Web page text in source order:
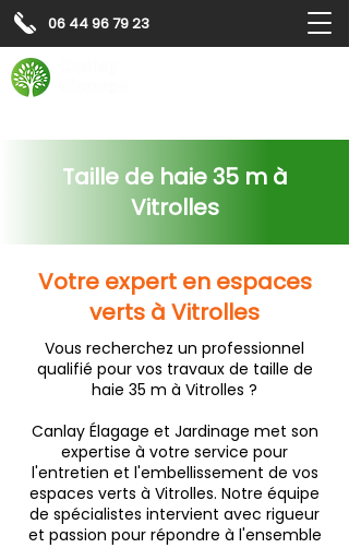
06 44 96 79 23
Taille de haie 35 m à
Vitrolles
Votre expert en espaces
verts à Vitrolles
Vous recherchez un professionnel
qualifié pour vos travaux de taille de
haie 35 m à Vitrolles ?
Canlay Élagage et Jardinage met son
expertise à votre service pour
l'entretien et l'embellissement de vos
espaces verts à Vitrolles. Notre équipe
de spécialistes intervient avec rigueur
et passion pour répondre à l'ensemble